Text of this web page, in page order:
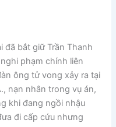
đã bắt giữ Trần Thanh
phạm chính liên
ông tử vong xảy ra tại
nạn nhân trong vụ án,
khi đang ngồi nhậu
đi cấp cứu nhưng